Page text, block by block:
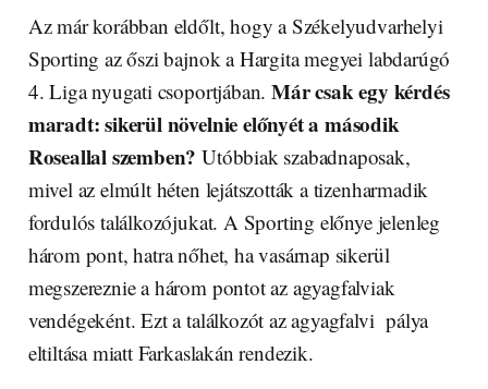
Az már korábban eldőlt, hogy a Székelyudvarhelyi
Sporting az őszi bajnok a Hargita megyei labdarúgó
4. Liga nyugati csoportjában.Már csak egy kérdés
maradt: sikerül növelnie előnyét a második
Roseallal szemben? Utóbbiak szabadnaposak,
mivel az elmúlt héten lejátszották a tizenharmadik
fordulós találkozójukat. A Sporting előnye jelenleg
három pont, hatra nőhet, ha vasárnap sikerül
megszereznie a három pontot az agyagfalviak
vendégeként. Ezt a találkozót az agyagfalvi pálya
eltiltása miatt Farkaslakán rendezik.